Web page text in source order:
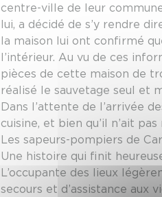
centre-ville de leur
lui, a décidé de s’y rendre
la maison lui ont confirmé
l’intérieur. Au vu de ces
pièces de cette maison de
réalisé le sauvetage seul et
Dans l’attente de l’arrivée
cuisine, et bien qu’il n’ait
Les sapeurs-pompiers de
Une histoire qui finit
L’occupante des lieux
secours et d’assistance aux